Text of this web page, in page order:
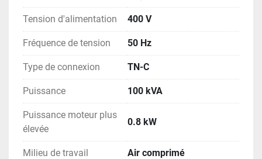
Tension d'alimentation 400 V
Fréquence de tension 50 Hz
Type de connexion TN-C
Puissance 100 kVA
Puissance moteur plus
élevée
0.8 kW
Milieu de travail Air comprimé